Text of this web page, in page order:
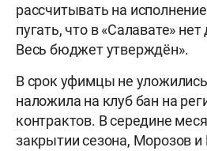
рассчитывать на
пугать, что в «Салавате»
Весь бюджет утверждён».
В срок уфимцы не
наложила на клуб бан на
контрактов. В середине
закрытии сезона, Морозов